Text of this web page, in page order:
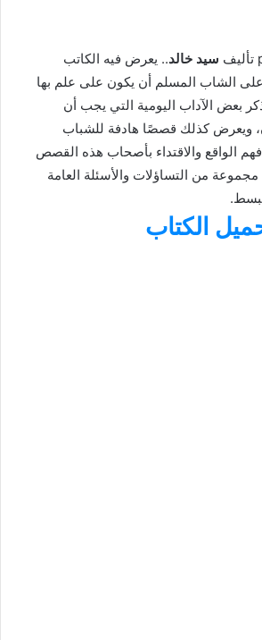
سيد خالد.. يعرض فيه الكاتب
الشاب المسلم أن يكون على علم بها
بعض الآداب اليومية التي يجب أن
ويعرض كذلك قصصًا هادفة للشباب
الواقع والاقتداء بأصحاب هذه القصص
من التساؤلات والأسئلة العامة
الكتاب